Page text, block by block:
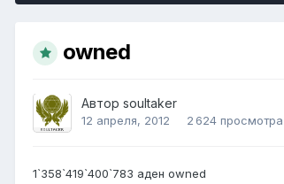
owned
Автор soultaker
12 апреля, 2012 2 624 просмотра
1`358`419`400`783 аден owned